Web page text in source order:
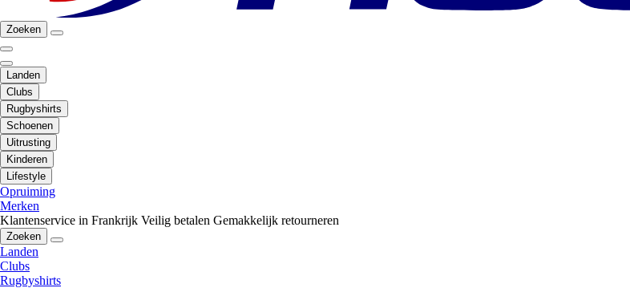
Zoeken
Landen
Clubs
Rugbyshirts
Schoenen
Uitrusting
Kinderen
Lifestyle
Opruiming
Merken
Klantenservice in Frankrijk Veilig betalen Gemakkelijk retourneren
Zoeken
Landen
Clubs
Rugbyshirts